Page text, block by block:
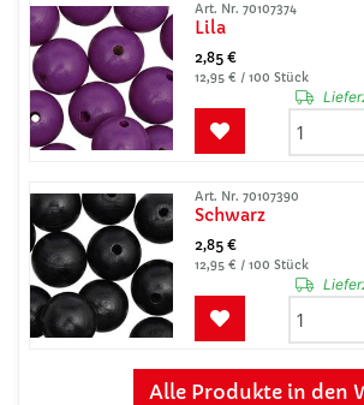
Art. Nr. 70107374
Lila
2,85 €
12,95 € / 100 Stück
Art. Nr. 70107390
Schwarz
2,85 €
12,95 € / 100 Stück
Alle Produkte in den